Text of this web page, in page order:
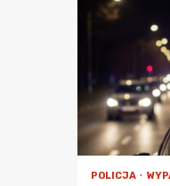
POLICJA